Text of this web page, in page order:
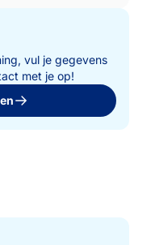
vul je gegevens
met je op!